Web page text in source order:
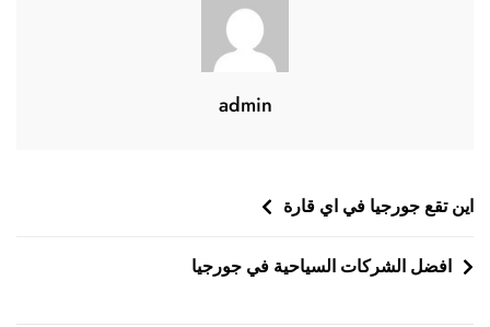
admin
تصفّح
المقالات
اين تقع جورجيا في اي قارة
افضل الشركات السياحية في جورجيا